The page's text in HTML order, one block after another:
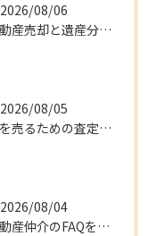
2026/08/06
不動産売却と遺産分割を兵庫県伊丹市で円滑に進める実践的な手順と注意点
2026/08/05
家を売るための査定ポイントと兵庫県伊丹市の相場や費用を徹底解説
2026/08/04
不動産仲介のFAQを徹底解説！兵庫県伊丹市で不動産売却を安心して進めるための疑問とトラブル対策